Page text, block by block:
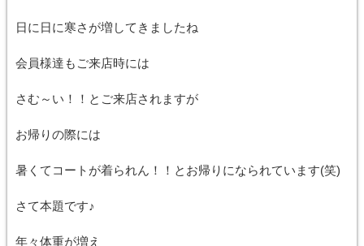
日に日に寒さが増してきましたね
会員様達もご来店時には
さむ～い！！とご来店されますが
お帰りの際には
暑くてコートが着られん！！とお帰りになられています(笑)
さて本題です♪
年々体重が増え